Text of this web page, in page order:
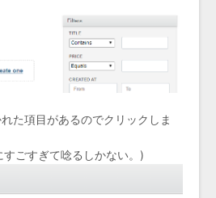
た項目があるのでクリックしま
ごすぎて唸るしかない。)